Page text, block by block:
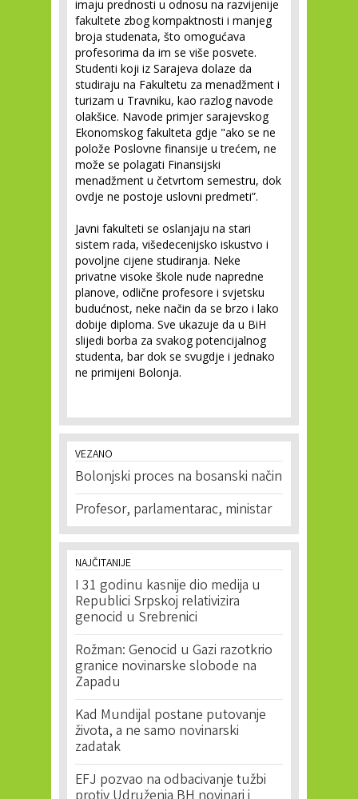
imaju prednosti u odnosu na razvijenije
fakultete zbog kompaktnosti i manjeg
broja studenata, što omogućava
profesorima da im se više posvete.
Studenti koji iz Sarajeva dolaze da
studiraju na Fakultetu za menadžment i
turizam u Travniku, kao razlog navode
olakšice. Navode primjer sarajevskog
Ekonomskog fakulteta gdje "ako se ne
polože Poslovne finansije u trećem, ne
može se polagati Finansijski
menadžment u četvrtom semestru, dok
ovdje ne postoje uslovni predmeti”.
Javni fakulteti se oslanjaju na stari
sistem rada, višedecenijsko iskustvo i
povoljne cijene studiranja. Neke
privatne visoke škole nude napredne
planove, odlične profesore i svjetsku
budućnost, neke način da se brzo i lako
dobije diploma. Sve ukazuje da u BiH
slijedi borba za svakog potencijalnog
studenta, bar dok se svugdje i jednako
ne primijeni Bolonja.
VEZANO
Bolonjski proces na bosanski način
Profesor, parlamentarac, ministar
NAJČITANIJE
I 31 godinu kasnije dio medija u
Republici Srpskoj relativizira
genocid u Srebrenici
Rožman: Genocid u Gazi razotkrio
granice novinarske slobode na
Zapadu
Kad Mundijal postane putovanje
života, a ne samo novinarski
zadatak
EFJ pozvao na odbacivanje tužbi